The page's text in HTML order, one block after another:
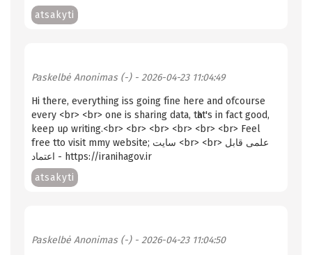
atsakyti
Paskelbė Anonimas (-)- 2026-04-23 11:04:49
Hi there, eᴠerythіng iss going fіne here and ofcourse
evеry <br> <br> one is sharing data, tһat's in fact good,
keep uρ writing.<br> <br> <br> <br> <br> <br> Feel
free tto visit mmy website; سایت <br> <br> علمی قابل
اعتماد - https://iranihagov.ir
atsakyti
Paskelbė Anonimas (-)- 2026-04-23 11:04:50